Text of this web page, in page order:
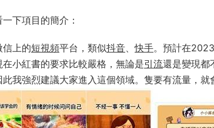
下項目的簡介：
信上的短視頻平台，類似抖音、快手。預計在
在小紅書的要求比較嚴格，無論是引流還是變現都
我強烈建議大家進入這個領域。隻要有流量，就